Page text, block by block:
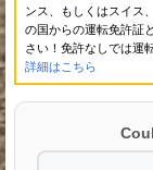
ンス、もしくはスイス
の国からの運転免許証
さい！免許なしでは運
詳細はこちら